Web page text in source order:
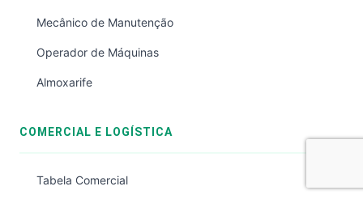
Mecânico de Manutenção
Operador de Máquinas
Almoxarife
COMERCIAL E LOGÍSTICA
Tabela Comercial